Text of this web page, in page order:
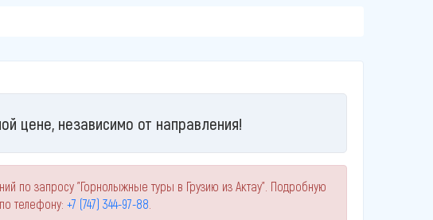
цене, независимо от направления!
по запросу "Горнолыжные туры в Грузию из Актау". Подробную
телефону: +7 (747) 344-97-88